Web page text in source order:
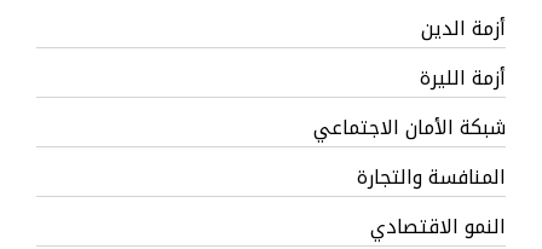
أزمة الدين
أزمة الليرة
شبكة الأمان الاجتماعي
المنافسة والتجارة
النمو الاقتصادي